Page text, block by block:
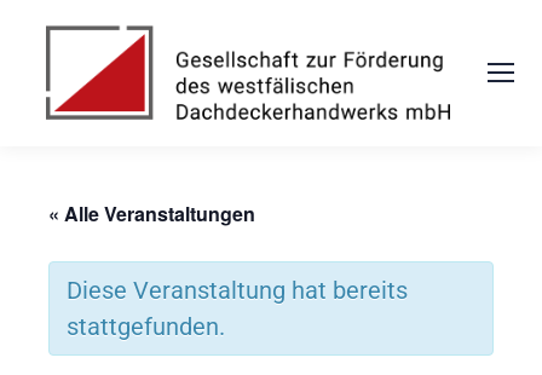
« Alle Veranstaltungen
Diese Veranstaltung hat bereits
stattgefunden.